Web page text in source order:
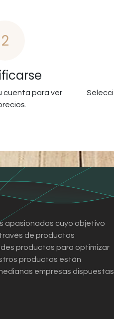
2
cuenta para ver
apasionadas cuyo objetivo
de productos
productos para optimizar
productos están
empresas dispuestas